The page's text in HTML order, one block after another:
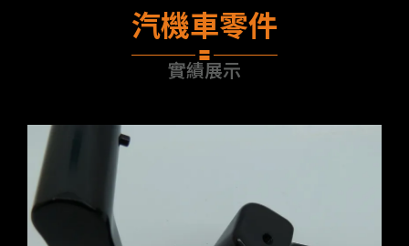
汽機車零件
實績展示